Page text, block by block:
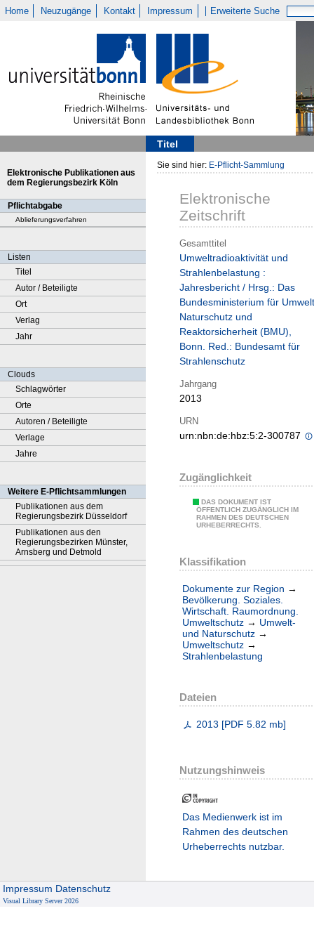
Home Neuzugänge Kontakt Impressum Erweiterte Suche
Titel
Elektronische Publikationen aus
dem Regierungsbezirk Köln
Pflichtabgabe
Ablieferungsverfahren
Listen
Titel
Autor / Beteiligte
Ort
Verlag
Jahr
Clouds
Schlagwörter
Orte
Autoren / Beteiligte
Verlage
Jahre
Weitere E-Pflichtsammlungen
Publikationen aus dem
Regierungsbezirk Düsseldorf
Publikationen aus den
Regierungsbezirken Münster,
Arnsberg und Detmold
Sie sind hier: E-Pflicht-Sammlung
Elektronische
Zeitschrift
Gesamttitel
Umweltradioaktivität und
Strahlenbelastung :
Jahresbericht / Hrsg.: Das
Bundesministerium für Umwelt
Naturschutz und
Reaktorsicherheit (BMU),
Bonn. Red.: Bundesamt für
Strahlenschutz
Jahrgang
2013
URN
urn:nbn:de:hbz:5:2-300787
Zugänglichkeit
DAS DOKUMENT IST
ÖFFENTLICH ZUGÄNGLICH IM
RAHMEN DES DEUTSCHEN
URHEBERRECHTS.
Klassifikation
Dokumente zur Region →
Bevölkerung. Soziales.
Wirtschaft. Raumordnung.
Umweltschutz → Umwelt-
und Naturschutz →
Umweltschutz →
Strahlenbelastung
Dateien
2013 [PDF 5.82 mb]
Nutzungshinweis
Das Medienwerk ist im
Rahmen des deutschen
Urheberrechts nutzbar.
Impressum Datenschutz
Visual Library Server 2026